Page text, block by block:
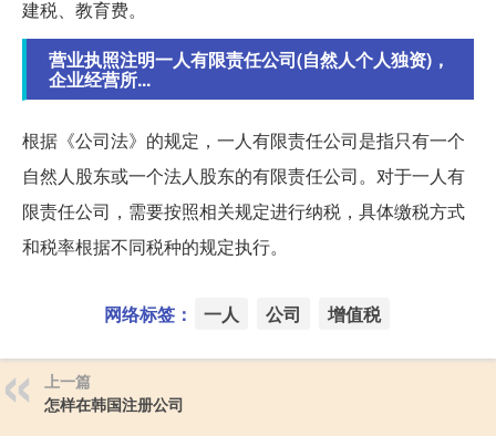
建税、教育费。
营业执照注明一人有限责任公司(自然人个人独资)，
企业经营所...
根据《公司法》的规定，一人有限责任公司是指只有一个
自然人股东或一个法人股东的有限责任公司。对于一人有
限责任公司，需要按照相关规定进行纳税，具体缴税方式
和税率根据不同税种的规定执行。
网络标签： 一人 公司 增值税
上一篇
怎样在韩国注册公司